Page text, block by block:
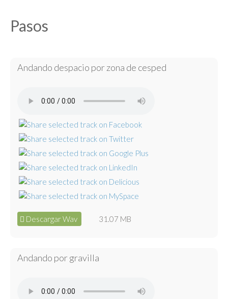
Pasos
Andando despacio por zona de cesped
Descargar Wav 31.07 MB
Andando por gravilla